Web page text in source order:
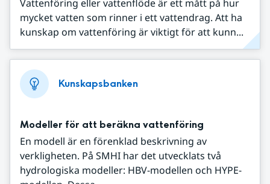
Vattenföring eller vattenflöde är ett mått på hur
mycket vatten som rinner i ett vattendrag. Att ha
kunskap om vattenföring är viktigt för att kunn...
Kunskapsbanken
Modeller för att beräkna vattenföring
En modell är en förenklad beskrivning av
verkligheten. På SMHI har det utvecklats två
hydrologiska modeller: HBV-modellen och HYPE-